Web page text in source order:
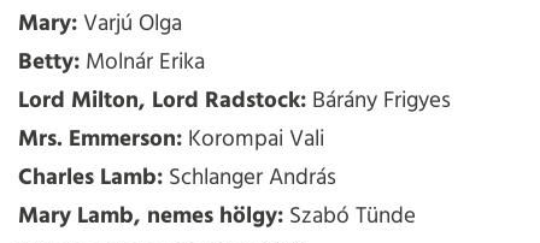
Mary:Varjú Olga
Betty:Molnár Erika
Lord Milton, Lord Radstock:Bárány Frigyes
Mrs. Emmerson:Korompai Vali
Charles Lamb:Schlanger András
Mary Lamb, nemes hölgy:Szabó Tünde